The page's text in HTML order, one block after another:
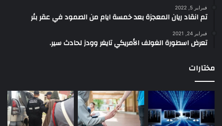
فبراير 5, 2022
تم انقاد ريان المعجزة بعد خمسة ايام من الصمود في عقر بئر
فبراير 24, 2021
تعرض اسطورة الغولف الأمريكي تايغر وودز لحادث سير.
مختارات